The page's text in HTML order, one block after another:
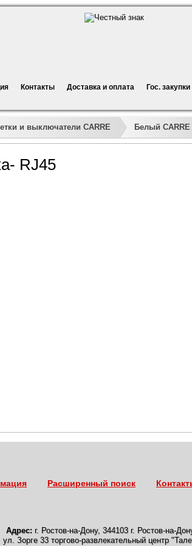
Контакты Доставка и оплата Гос. закупки
и выключатели CARRE Белый CARRE
RJ45
Расширенный поиск
Адрес: г. Ростов-на-Дону, 344103 г. Ростов-на-
ул. Зорге 33 торгово-развлекательный центр